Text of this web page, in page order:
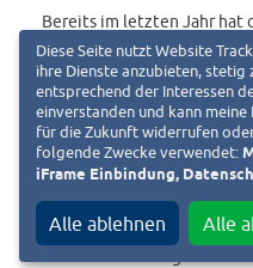
Bereits im letzten Jahr hat
mit größerem
aufgestellt (100-Liter-
Test: In vier großen
werden.
„200 Tonnen Abfall pro
Diese Seite nutzt Website
ihre Dienste anzubieten, stetig
entsprechend der Interessen
einverstanden und kann
für die Zukunft widerrufen
folgende Zwecke verwendet:
iFrame Einbindung,
Alle ablehnen Alle